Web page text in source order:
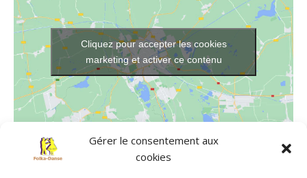
Gérer le consentement aux
cookies
Cliquez pour accepter les cookies
marketing et activer ce contenu